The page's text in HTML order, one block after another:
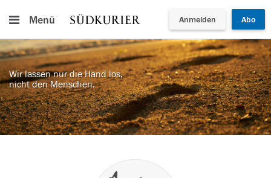
Menü Anmelden Abo
Wir lassen nur die Hand los,
nicht den Menschen.